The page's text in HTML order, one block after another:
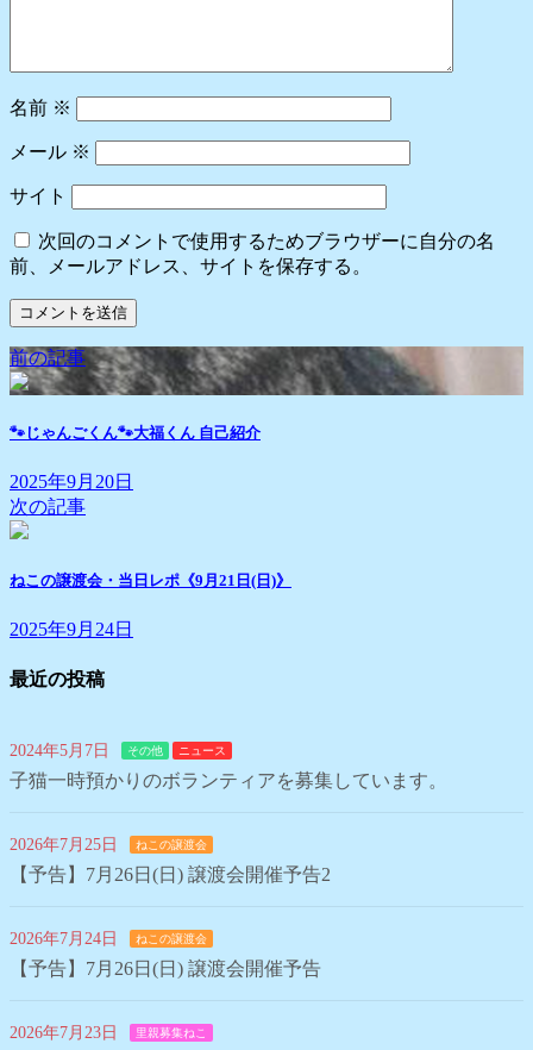
名前 ※
メール ※
サイト
次回のコメントで使用するためブラウザーに自分の名
前、メールアドレス、サイトを保存する。
前の記事
🐾じゃんごくん🐾大福くん 自己紹介
2025年9月20日
次の記事
ねこの譲渡会・当日レポ《9月21日(日)》
2025年9月24日
最近の投稿
2024年5月7日 その他 ニュース
子猫一時預かりのボランティアを募集しています。
2026年7月25日 ねこの譲渡会
【予告】7月26日(日) 譲渡会開催予告2
2026年7月24日 ねこの譲渡会
【予告】7月26日(日) 譲渡会開催予告
2026年7月23日 里親募集ねこ